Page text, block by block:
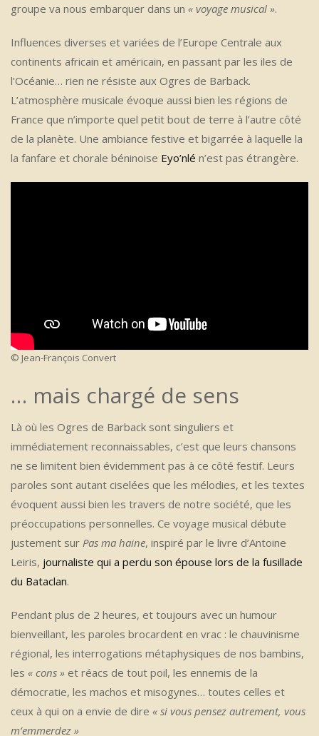
groupe va nous embarquer dans un « voyage musical ».
Influences diverses et variées de l’Europe Centrale aux
continents africain et américain, en passant par les iles de
l’Océanie… rien ne résiste aux Ogres de Barback.
L’atmosphère musicale évoque aussi bien les régions de
France que n’importe quel petit bout de terre à l’autre côté
de la planète. Une ambiance festive et bigarrée à laquelle la
la fanfare et chorale béninoise Eyo’nlé n’est pas étrangère.
© Jean-François Convert
… mais chargé de sens
Là où les Ogres de Barback sont singuliers et
immédiatement reconnaissables, c’est que leurs chansons
ne se limitent bien évidemment pas à ce côté festif. Leurs
paroles sont autant ciselées que les mélodies, et les textes
évoquent aussi bien les travers de notre société, que les
préoccupations personnelles. Ce voyage musical débute
justement sur Pas ma haine, inspiré par le livre d’Antoine
Leiris, journaliste qui a perdu son épouse lors de la fusillade
du Bataclan.
Pendant plus de 2 heures, et toujours avec un humour
bienveillant, les paroles brocardent en vrac : le chauvinisme
régional, les interrogations métaphysiques de nos bambins,
les « cons » et réacs de tout poil, les ennemis de la
démocratie, les machos et misogynes… toutes celles et
ceux à qui on a envie de dire « si vous pensez autrement, vous
m’emmerdez »